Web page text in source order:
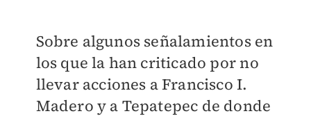
Sobre algunos señalamientos en
los que la han criticado por no
llevar acciones a Francisco I.
Madero y a Tepatepec de donde